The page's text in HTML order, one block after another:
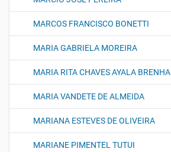
MARCOS FRANCISCO BONETTI
MARIA GABRIELA MOREIRA
MARIA RITA CHAVES AYALA BRENHA
MARIA VANDETE DE ALMEIDA
MARIANA ESTEVES DE OLIVEIRA
MARIANE PIMENTEL TUTUI